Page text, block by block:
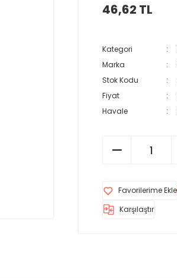
46,62 TL
Kategori
Marka
Stok Kodu
Fiyat
Havale
Karşılaştır